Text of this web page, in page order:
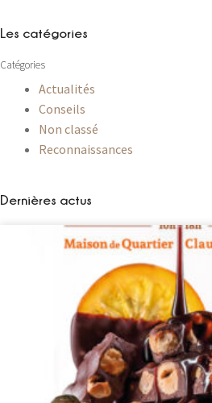
Les catégories
Catégories
Actualités
Conseils
Non classé
Reconnaissances
Dernières actus